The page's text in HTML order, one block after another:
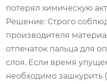
потерял химическую
Решение: Строго
производителя
отпечаток пальца для
слоя. Если время
необходимо зашкурить